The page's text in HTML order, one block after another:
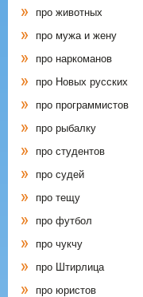
про животных
про мужа и жену
про наркоманов
про Новых русских
про программистов
про рыбалку
про студентов
про судей
про тещу
про футбол
про чукчу
про Штирлица
про юристов